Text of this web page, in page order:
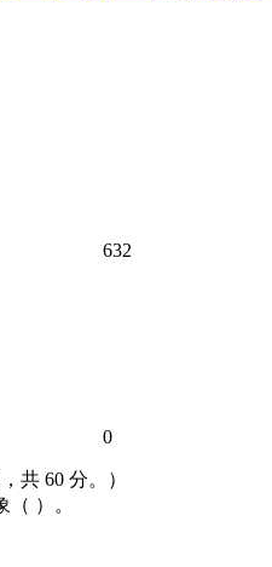
632
0
共 60 分。）
）。